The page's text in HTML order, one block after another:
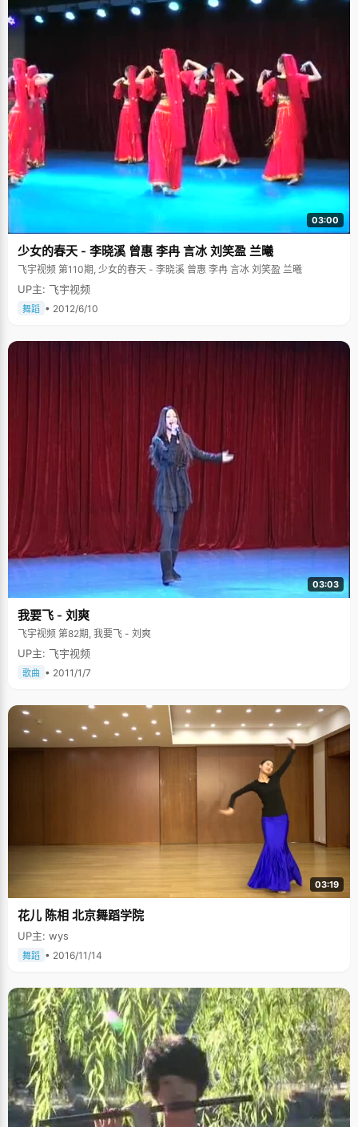
03:00
少女的春天 - 李晓溪 曾惠 李冉 言冰 刘笑盈 兰曦
飞宇视频 第110期, 少女的春天 - 李晓溪 曾惠 李冉 言冰 刘笑盈 兰曦
UP主: 飞宇视频
舞蹈 • 2012/6/10
03:03
我要飞 - 刘爽
飞宇视频 第82期, 我要飞 - 刘爽
UP主: 飞宇视频
歌曲 • 2011/1/7
03:19
花儿 陈相 北京舞蹈学院
UP主: wys
舞蹈 • 2016/11/14